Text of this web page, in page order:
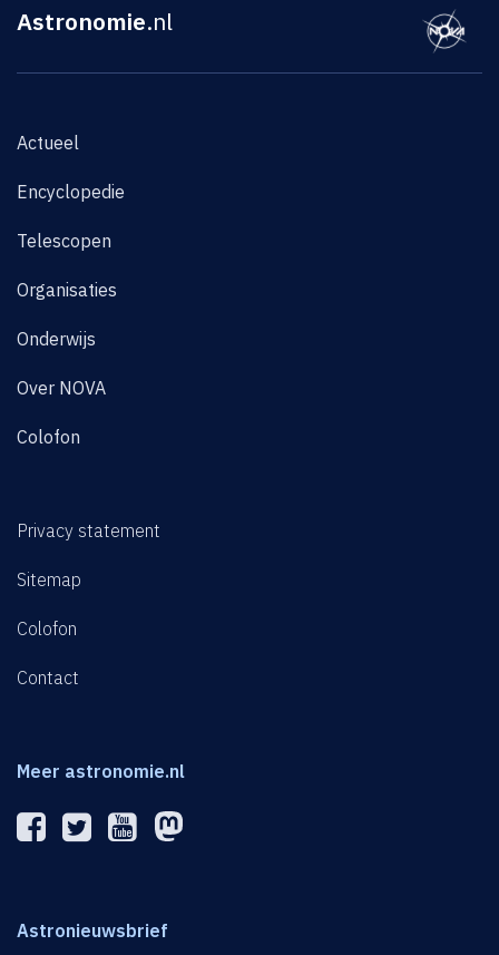
Astronomie.nl
Actueel
Encyclopedie
Telescopen
Organisaties
Onderwijs
Over NOVA
Colofon
Privacy statement
Sitemap
Colofon
Contact
Meer astronomie.nl
Astronieuwsbrief